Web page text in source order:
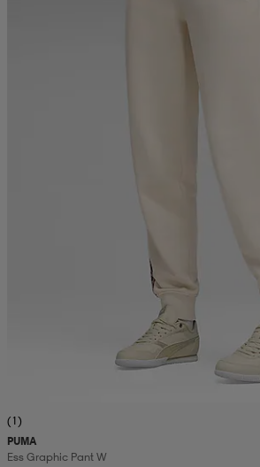
(1)
PUMA
Ess Graphic Pant W